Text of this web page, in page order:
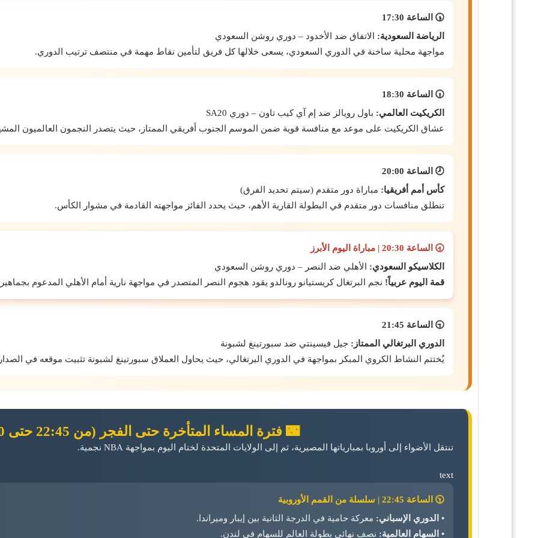
🕠 الساعة 17:30
الرياضة السعودية: الاتفاق ضد الأخدود – دوري روشن السعودي
مواجهة محلية ساخنة في الدوري السعودي، يسعى خلالها كل فريق لتأمين نقاط مهمة في منتصف ترتيب الدوري.
🕡 الساعة 18:30
الكريكيت العالمي: باول رويالز ضد إم آي كيب تاون – دوري SA20
عشاق الكريكيت على موعد مع منافسة قوية ضمن الموسم الجنوب أفريقي الممتاز، حيث يتصدر النجمون العالميون
🕗 الساعة 20:00
كأس أمم أفريقيا: مباراة دور متقدم (سيتم تحديد الفرق)
تنطلق منافسات دور متقدم في البطولة القارية الأهم، حيث يحدد الفائز مواجهته القادمة في مشوار الكأس.
🕣 الساعة 20:30 | مباراة اليوم الأبرز
الكلاسيكو السعودي: الأهلي ضد النصر – دوري روشن السعودي
قمة اليوم عربياً! نجم البرتغال كريستيانو رونالدو يقود هجوم النصر المتصدر في مواجهة نارية أمام الأهلي المدعوم
🕤 الساعة 21:45
الدوري البرتغالي الممتاز: جيل فيسينتي ضد سبورتينغ لشبونة
يُختتم النشاط الكروي المبكر بمواجهة في الدوري البرتغالي، حيث يحاول العملاق سبورتينغ لشبونة تثبيت موقعه في
🌃 فترة المساء المتأخرة حتى الفجر (من 22:45 حتى 06:30)
تنتقل الأضواء إلى أوروبا بمبارياتها المصيرية، ثم إلى الولايات المتحدة لختام اليوم بمواجهة NBA نجمية.
text
🕥 الساعة 22:45 | سلسلة من القمم الأوروبية
• الدوري الإسباني: معركة حامية في الدرجة الثانية بين إيبار وميراندا.
• السهام العالمية: نصف نهائي بطولة العالم للسهام في لندن.